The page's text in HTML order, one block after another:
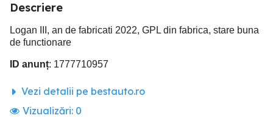
Descriere
Logan III, an de fabricati 2022, GPL din fabrica, stare buna
de functionare
ID anunț: 1777710957
Vezi detalii pe bestauto.ro
Vizualizări: 0